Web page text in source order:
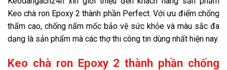
Keo chà ron Epoxy 2 thành phần Perfect. Với ưu điểm chống
thấm cao, chống nấm mốc bảo vệ sức khỏe và màu sắc đa
dạng là sản phẩm mà các thợ thi công tin dùng nhất hiện nay.
Keo chà ron Epoxy 2 thành phần chống